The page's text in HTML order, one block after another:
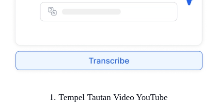
1. Tempel Tautan Video YouTube